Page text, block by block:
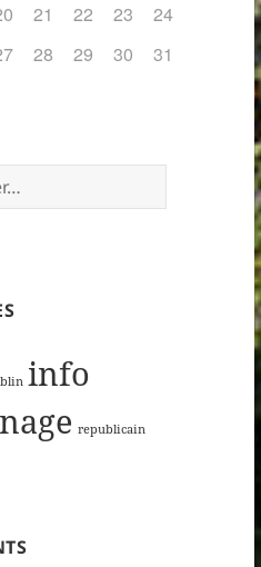
21 22 23
24
28 29 30 31
info
republicain